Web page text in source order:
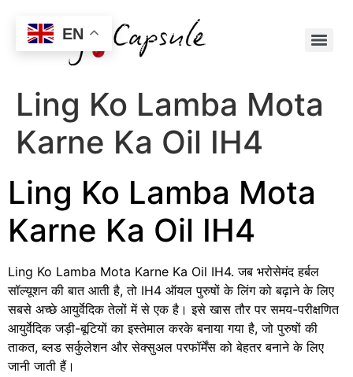
Ling Ko Lamba Mota
Karne Ka Oil IH4
Ling Ko Lamba Mota
Karne Ka Oil IH4
Ling Ko Lamba Mota Karne Ka Oil IH4. जब भरोसेमंद हर्बल
सॉल्यूशन की बात आती है, तो IH4 ऑयल पुरुषों के लिंग को बढ़ाने के लिए
सबसे अच्छे आयुर्वेदिक तेलों में से एक है। इसे खास तौर पर समय-परीक्षणित
आयुर्वेदिक जड़ी-बूटियों का इस्तेमाल करके बनाया गया है, जो पुरुषों की
ताकत, ब्लड सर्कुलेशन और सेक्सुअल परफॉर्मेंस को बेहतर बनाने के लिए
जानी जाती हैं।
EN